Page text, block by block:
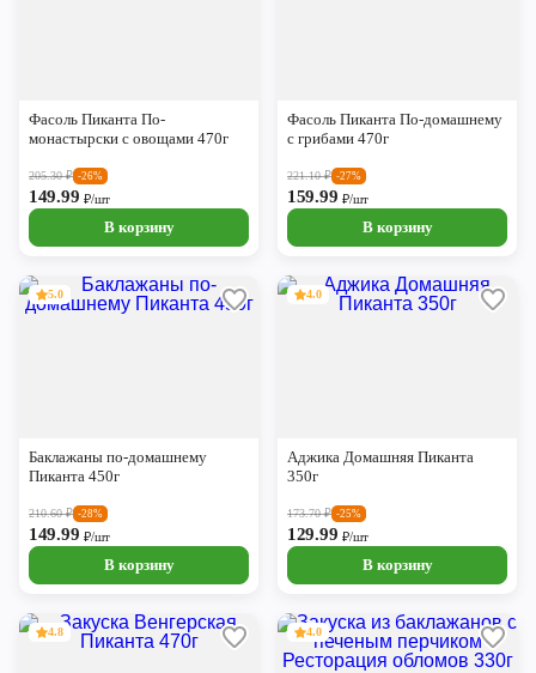
Фасоль Пиканта По-
монастырски с овощами 470г
205.30₽ -26%
149.99 ₽/шт
В корзину
Фасоль Пиканта По-домашнему
с грибами 470г
221.10₽ -27%
159.99 ₽/шт
В корзину
5.0
Баклажаны по-домашнему
Пиканта 450г
210.60₽ -28%
149.99 ₽/шт
В корзину
4.0
Аджика Домашняя Пиканта
350г
173.70₽ -25%
129.99 ₽/шт
В корзину
4.8 4.0